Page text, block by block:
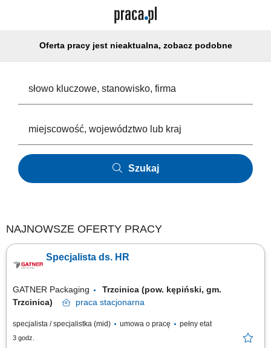
Oferta pracy jest nieaktualna, zobacz podobne
Szukaj
NAJNOWSZE OFERTY PRACY
Specjalista ds. HR
GATNER Packaging
Trzcinica (pow. kępiński, gm.
Trzcinica)
praca stacjonarna
specjalista / specjalistka (mid) umowa o pracę pełny etat
3 godz.